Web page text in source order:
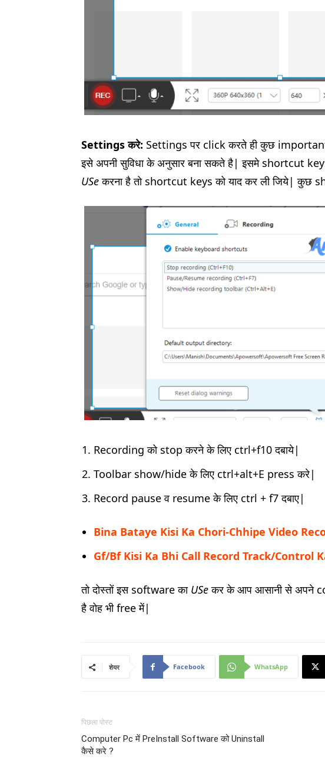
Settings करे: Settings पर click करते ही कुछ important
इसे अपनी सुविधा के अनुसार बना सकते है| इसमे shortcut
USeकरना है तो shortcut keys को याद कर ली जिये| कुछ
Recording को stop करने के लिए ctrl+f10 दबाये|
Toolbar show/hide के लिए ctrl+alt+E press करे|
Record pause व resume के लिए ctrl + f7 दबाए|
Bina Bataye Kisi Ka Chori-Chhipe Video
Gf/Bf Kisi Ka Bhi Call Record Track/Control
तो दोस्तों इस software का USeकर के आप आसानी से अपने
है वोह भी free में|
शेयर Facebook WhatsApp
पिछला पोस्ट
Computer Pc में PreInstall Software को Uninstall
कैसे करे ?